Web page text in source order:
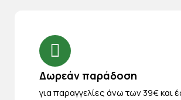
Δωρεάν παράδοση
για παραγγελίες άνω των 39€ και